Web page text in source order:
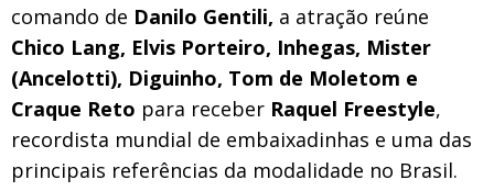
comando de Danilo Gentili, a atração reúne
Chico Lang, Elvis Porteiro, Inhegas, Mister
(Ancelotti), Diguinho, Tom de Moletom e
Craque Reto para receber Raquel Freestyle,
recordista mundial de embaixadinhas e uma das
principais referências da modalidade no Brasil.